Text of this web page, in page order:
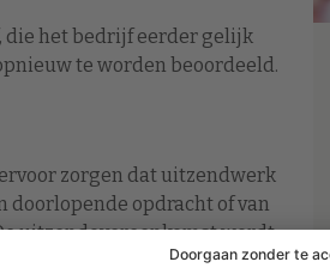
die het bedrijf eerder gelijk
te worden beoordeeld.
zorgen dat uitzendwerk
doorlopende opdracht of van
uitzendovereenkomst wordt
“redelijkerwijs als tijdelijk